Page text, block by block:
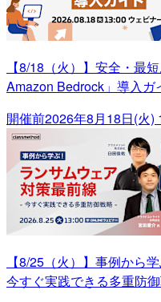
【8/18（火）】安全・最
Amazon Bedrock」導入ガ
開催前2026年8月18日(火)
【8/25（火）】事例から
今すぐ実践できる多重防